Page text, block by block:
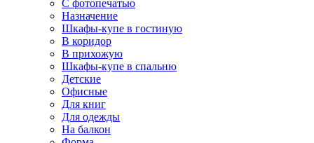
С фотопечатью
Назначение
Шкафы-купе в гостиную
В коридор
В прихожую
Шкафы-купе в спальню
Детские
Офисные
Для книг
Для одежды
На балкон